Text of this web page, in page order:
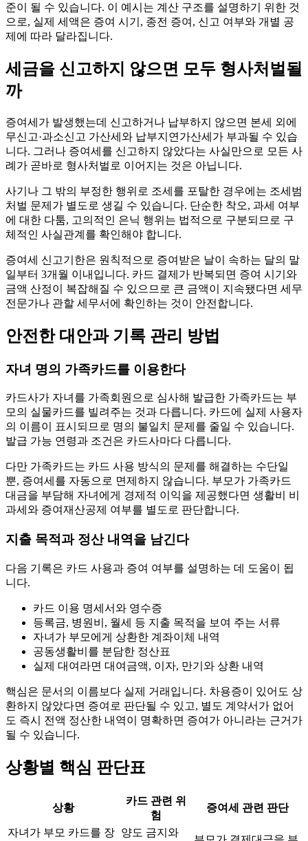
준이 될 수 있습니다. 이 예시는 계산 구조를 설명하기 위한 것
으로, 실제 세액은 증여 시기, 종전 증여, 신고 여부와 개별 공
제에 따라 달라집니다.
세금을 신고하지 않으면 모두 형사처벌될
까
증여세가 발생했는데 신고하거나 납부하지 않으면 본세 외에
무신고·과소신고 가산세와 납부지연가산세가 부과될 수 있습
니다. 그러나 증여세를 신고하지 않았다는 사실만으로 모든 사
례가 곧바로 형사처벌로 이어지는 것은 아닙니다.
사기나 그 밖의 부정한 행위로 조세를 포탈한 경우에는 조세범
처벌 문제가 별도로 생길 수 있습니다. 단순한 착오, 과세 여부
에 대한 다툼, 고의적인 은닉 행위는 법적으로 구분되므로 구
체적인 사실관계를 확인해야 합니다.
증여세 신고기한은 원칙적으로 증여받은 날이 속하는 달의 말
일부터 3개월 이내입니다. 카드 결제가 반복되면 증여 시기와
금액 산정이 복잡해질 수 있으므로 큰 금액이 지속됐다면 세무
전문가나 관할 세무서에 확인하는 것이 안전합니다.
안전한 대안과 기록 관리 방법
자녀 명의 가족카드를 이용한다
카드사가 자녀를 가족회원으로 심사해 발급한 가족카드는 부
모의 실물카드를 빌려주는 것과 다릅니다. 카드에 실제 사용자
의 이름이 표시되므로 명의 불일치 문제를 줄일 수 있습니다.
발급 가능 연령과 조건은 카드사마다 다릅니다.
다만 가족카드는 카드 사용 방식의 문제를 해결하는 수단일
뿐, 증여세를 자동으로 면제하지 않습니다. 부모가 가족카드
대금을 부담해 자녀에게 경제적 이익을 제공했다면 생활비 비
과세와 증여재산공제 여부를 별도로 판단합니다.
지출 목적과 정산 내역을 남긴다
다음 기록은 카드 사용과 증여 여부를 설명하는 데 도움이 됩
니다.
카드 이용 명세서와 영수증
등록금, 병원비, 월세 등 지출 목적을 보여 주는 서류
자녀가 부모에게 상환한 계좌이체 내역
공동생활비를 분담한 정산표
실제 대여라면 대여금액, 이자, 만기와 상환 내역
핵심은 문서의 이름보다 실제 거래입니다. 차용증이 있어도 상
환하지 않았다면 증여로 판단될 수 있고, 별도 계약서가 없어
도 즉시 전액 정산한 내역이 명확하면 증여가 아니라는 근거가
될 수 있습니다.
상황별 핵심 판단표
상황
카드 관련 위
험
증여세 관련 판단
자녀가 부모 카드를 장 양도 금지와